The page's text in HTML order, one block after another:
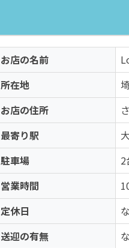
お店の名前
所在地
お店の住所
最寄り駅
駐車場
2
営業時間
定休日
送迎の有無